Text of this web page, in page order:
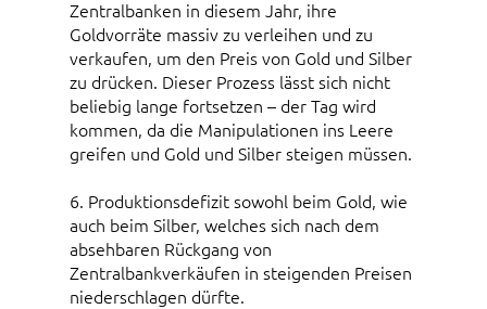
Zentralbanken in diesem Jahr, ihre
Goldvorräte massiv zu verleihen und zu
verkaufen, um den Preis von Gold und Silber
zu drücken. Dieser Prozess lässt sich nicht
beliebig lange fortsetzen – der Tag wird
kommen, da die Manipulationen ins Leere
greifen und Gold und Silber steigen müssen.
6. Produktionsdefizit sowohl beim Gold, wie
auch beim Silber, welches sich nach dem
absehbaren Rückgang von
Zentralbankverkäufen in steigenden Preisen
niederschlagen dürfte.